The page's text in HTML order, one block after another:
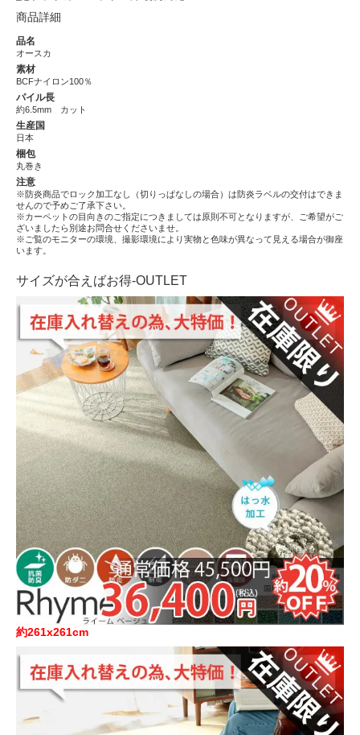
商品詳細
品名
オースカ
素材
BCFナイロン100％
パイル長
約6.5mm カット
生産国
日本
梱包
丸巻き
注意
※防炎商品でロック加工なし（切りっぱなしの場合）は防炎ラベルの交付はできま
せんので予めご了承下さい。
※カーペットの目向きのご指定につきましては原則不可となりますが、ご希望がご
ざいましたら別途お問合せくださいませ。
※ご覧のモニターの環境、撮影環境により実物と色味が異なって見える場合が御座
います。
サイズが合えばお得-OUTLET
約261x261cm